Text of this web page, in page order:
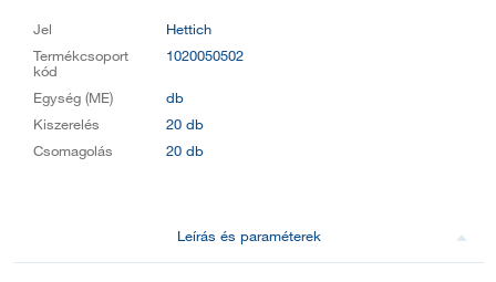
Jel
Hettich
Termékcsoport
kód
1020050502
Egység (ME)
db
Kiszerelés
20 db
Csomagolás
20 db
Leírás és paraméterek